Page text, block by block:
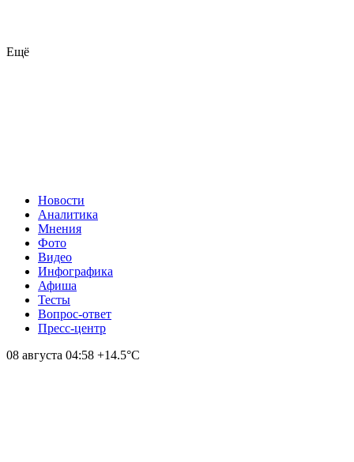
Ещё
Новости
Аналитика
Мнения
Фото
Видео
Инфографика
Афиша
Тесты
Вопрос-ответ
Пресс-центр
08 августа 04:58 +14.5°С